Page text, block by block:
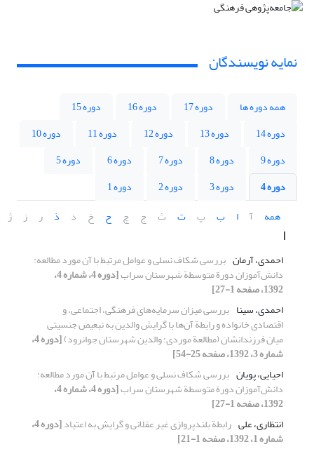
نمایه نویسندگان
همه دوره ها دوره 17 دوره 16
دوره 15
دوره 14
دوره 13 دوره 12 دوره 11
دوره 10
دوره 9
دوره 8 دوره 7 دوره 6
دوره 5
دوره 4
دوره 3 دوره 2
دوره 1
همه
آ ا ب پ ت ث ج چ ح خ د ذ ر ز ژ
ا
احمدی، آرمان بررسی شکاف نسلی و عوامل مرتبط با آن مورد مطالعه:
دانش‌آموزان دورة متوسطة شهرستان سراب [دوره 4، شماره 4،
1392، صفحه 1-27]
احمدی، سینا بررسی میزان سرمایه‌های فرهنگی، اجتماعی، و
اقتصادی خانواده و رابطة آن‌‌‌ها با گرایش والدین به تبعیض جنسیتی
میان فرزندانشان (مطالعة موردی: والدین شهرستان جوانرود) [دوره 4،
شماره 3، 1392، صفحه 25-54]
احیایی، پویان بررسی شکاف نسلی و عوامل مرتبط با آن مورد مطالعه:
دانش‌آموزان دورة متوسطة شهرستان سراب [دوره 4، شماره 4،
1392، صفحه 1-27]
انتظاری، علی رابطة بلندپروازی غیر عقلانی و گرایش به اعتیاد [دوره 4،
شماره 1، 1392، صفحه 1-21]